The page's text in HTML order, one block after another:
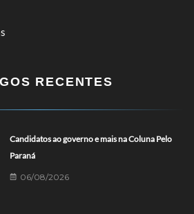
RECENTES
Candidatos ao governo e mais na Coluna Pelo
Paraná
06/08/2026